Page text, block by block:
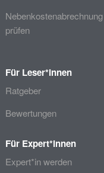
Nebenkostenabrechnung
prüfen
Für Leser*innen
Ratgeber
Bewertungen
Für Expert*innen
Expert*in werden